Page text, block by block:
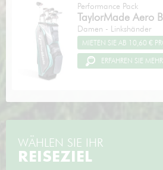
Performance Pack
TaylorMade Aero
Damen - Linkshänder
ERFAHREN SIE MEHR
WÄHLEN SIE IHR
REISEZIEL